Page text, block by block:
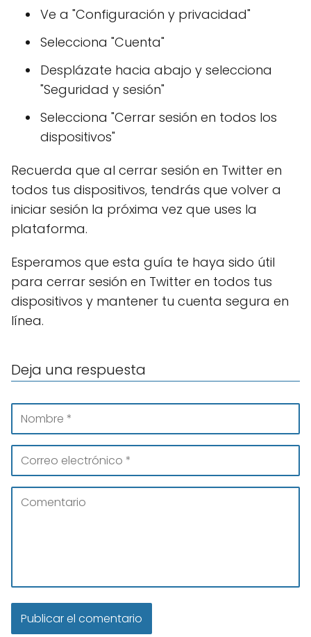
Ve a "Configuración y privacidad"
Selecciona "Cuenta"
Desplázate hacia abajo y selecciona
"Seguridad y sesión"
Selecciona "Cerrar sesión en todos los
dispositivos"
Recuerda que al cerrar sesión en Twitter en
todos tus dispositivos, tendrás que volver a
iniciar sesión la próxima vez que uses la
plataforma.
Esperamos que esta guía te haya sido útil
para cerrar sesión en Twitter en todos tus
dispositivos y mantener tu cuenta segura en
línea.
Deja una respuesta